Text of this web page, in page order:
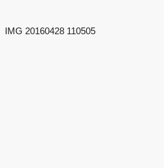
IMG 20160428 110505